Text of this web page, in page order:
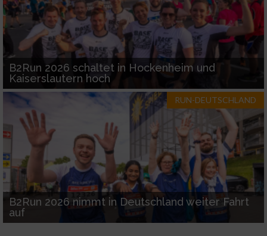
B2Run 2026 schaltet in Hockenheim und
Kaiserslautern hoch
RUN-DEUTSCHLAND
B2Run 2026 nimmt in Deutschland weiter Fahrt
auf